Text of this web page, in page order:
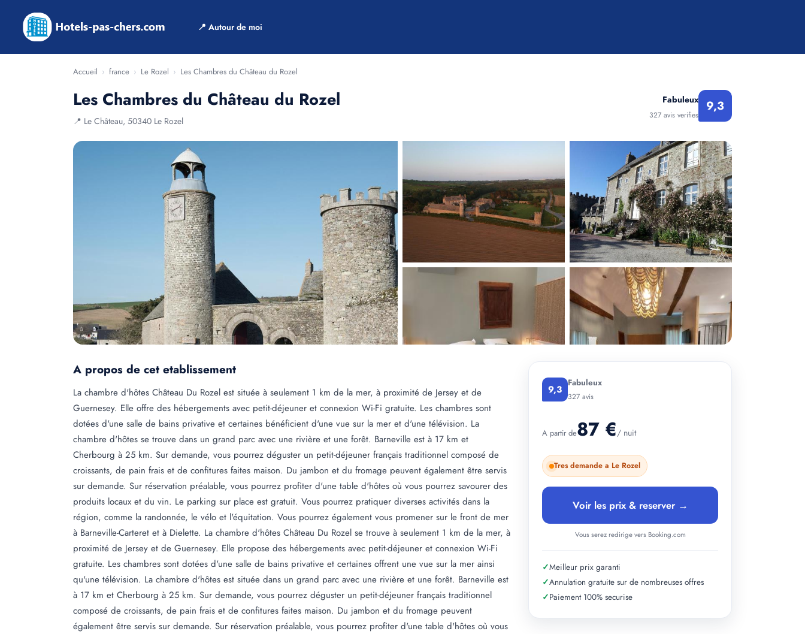
📍 Autour de moi
Accueil › france › Le Rozel › Les Chambres du Château du Rozel
Les Chambres du Château du Rozel
📍 Le Château, 50340 Le Rozel
Fabuleux
327 avis verifies
9,3
+ 4 photos
A propos de cet etablissement
La chambre d'hôtes Château Du Rozel est située à seulement 1 km de la mer, à proximité de Jersey et de
Guernesey. Elle offre des hébergements avec petit-déjeuner et connexion Wi-Fi gratuite. Les chambres sont
dotées d'une salle de bains privative et certaines bénéficient d'une vue sur la mer et d'une télévision. La
chambre d'hôtes se trouve dans un grand parc avec une rivière et une forêt. Barneville est à 17 km et
Cherbourg à 25 km. Sur demande, vous pourrez déguster un petit-déjeuner français traditionnel composé de
croissants, de pain frais et de confitures faites maison. Du jambon et du fromage peuvent également être servis
sur demande. Sur réservation préalable, vous pourrez profiter d'une table d'hôtes où vous pourrez savourer des
produits locaux et du vin. Le parking sur place est gratuit. Vous pourrez pratiquer diverses activités dans la
région, comme la randonnée, le vélo et l'équitation. Vous pourrez également vous promener sur le front de mer
à Barneville-Carteret et à Dielette. La chambre d'hôtes Château Du Rozel se trouve à seulement 1 km de la mer, à
proximité de Jersey et de Guernesey. Elle propose des hébergements avec petit-déjeuner et connexion Wi-Fi
gratuite. Les chambres sont dotées d'une salle de bains privative et certaines offrent une vue sur la mer ainsi
qu'une télévision. La chambre d'hôtes est située dans un grand parc avec une rivière et une forêt. Barneville est
à 17 km et Cherbourg à 25 km. Sur demande, vous pourrez déguster un petit-déjeuner français traditionnel
composé de croissants, de pain frais et de confitures faites maison. Du jambon et du fromage peuvent
également être servis sur demande. Sur réservation préalable, vous pourrez profiter d'une table d'hôtes où vous
9,3 Fabuleux
327 avis
A partir de87 €/ nuit
Tres demande a Le Rozel
Voir les prix & reserver →
Vous serez redirige vers Booking.com
✓Meilleur prix garanti
✓Annulation gratuite sur de nombreuses offres
✓Paiement 100% securise